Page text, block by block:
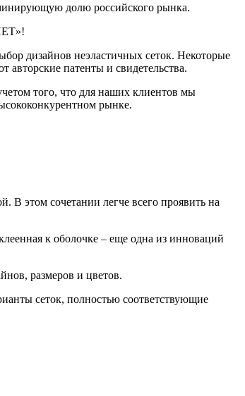
долю российского рынка.
дизайнов неэластичных сеток. Некоторые
патенты и свидетельства.
того, что для наших клиентов мы
рынке.
В этом сочетании легче всего проявить на
к оболочке – еще одна из инноваций
размеров и цветов.
сеток, полностью соответствующие